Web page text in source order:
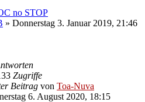
no STOP
» Donnerstag 3. Januar 2019, 21:46
Zugriffe
Beitrag von Toa-Nuva
6. August 2020, 18:15